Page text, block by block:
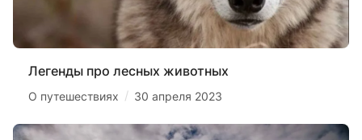
Легенды про лесных животных
О путешествиях / 30 апреля 2023